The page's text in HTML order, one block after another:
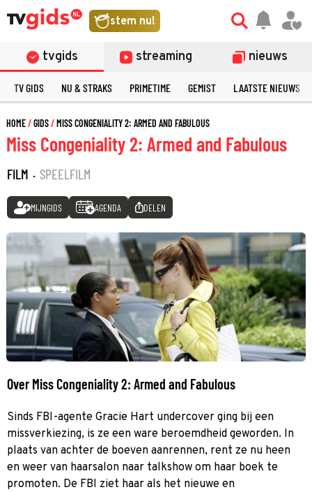
stem nu!
tvgids streaming nieuws
TV GIDS NU & STRAKS PRIMETIME GEMIST LAATSTE NIEUWS
HOME GIDS MISS CONGENIALITY 2: ARMED AND FABULOUS
Miss Congeniality 2: Armed and Fabulous
FILM · SPEELFILM
MIJNGIDS AGENDA DELEN
Over Miss Congeniality 2: Armed and Fabulous
Sinds FBI-agente Gracie Hart undercover ging bij een
missverkiezing, is ze een ware beroemdheid geworden. In
plaats van achter de boeven aanrennen, rent ze nu heen
en weer van haarsalon naar talkshow om haar boek te
promoten. De FBI ziet haar als het nieuwe en